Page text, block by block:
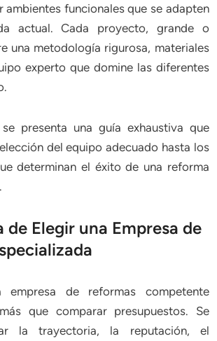
ambientes funcionales que se adapten
actual. Cada proyecto, grande o
una metodología rigurosa, materiales
experto que domine las diferentes
presenta una guía exhaustiva que
del equipo adecuado hasta los
determinan el éxito de una reforma
de Elegir una Empresa de
empresa de reformas competente
que comparar presupuestos. Se
la trayectoria, la reputación, el